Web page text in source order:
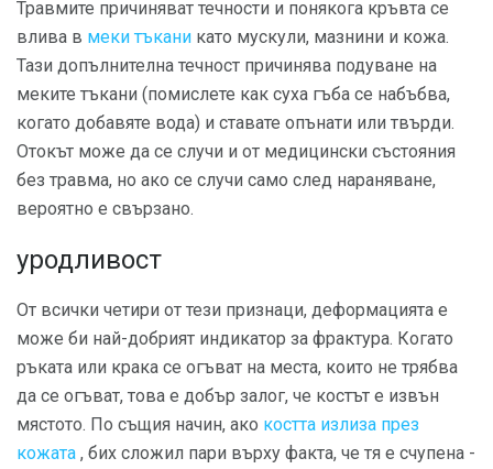
Травмите причиняват течности и понякога кръвта се
влива в меки тъкани като мускули, мазнини и кожа.
Тази допълнителна течност причинява подуване на
меките тъкани (помислете как суха гъба се набъбва,
когато добавяте вода) и ставате опънати или твърди.
Отокът може да се случи и от медицински състояния
без травма, но ако се случи само след нараняване,
вероятно е свързано.
уродливост
От всички четири от тези признаци, деформацията е
може би най-добрият индикатор за фрактура. Когато
ръката или крака се огъват на места, които не трябва
да се огъват, това е добър залог, че костът е извън
мястото. По същия начин, ако костта излиза през
кожата , бих сложил пари върху факта, че тя е счупена -